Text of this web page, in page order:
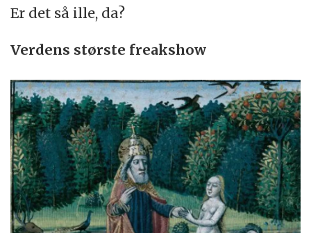
Er det så ille, da?
Verdens største freakshow